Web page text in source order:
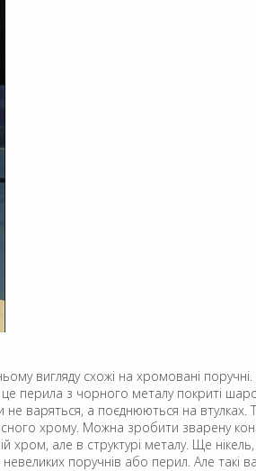
вигляду схожі на хромовані
це перила з чорного металу покриті
не варяться, а поєднюються на втулках.
хрому. Можна зробити зварену
але в структурі металу. Ще нікель,
поручнів або перил. Але такі